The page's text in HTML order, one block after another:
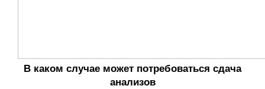
В каком случае может потребоваться сдача
анализов